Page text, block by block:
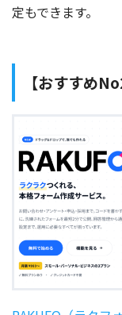
定もできます。
【おすすめ